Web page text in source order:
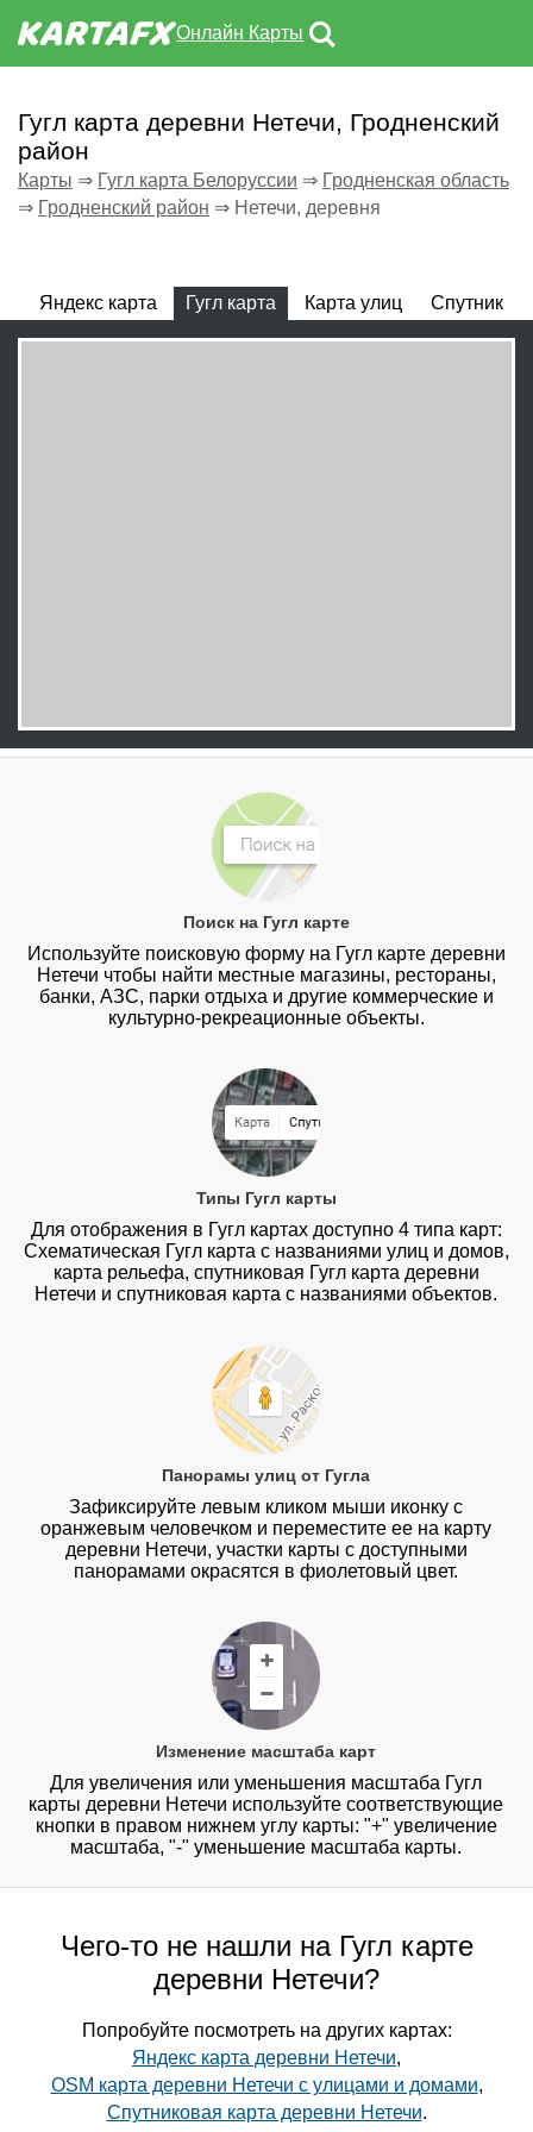
Онлайн Карты
Гугл карта деревни Нетечи, Гродненский
район
Карты ⇒ Гугл карта Белоруссии ⇒ Гродненская область
⇒ Гродненский район ⇒ Нетечи, деревня
Яндекс карта Гугл карта Карта улиц Спутник
Поиск на Гугл карте
Используйте поисковую форму на Гугл карте деревни
Нетечи чтобы найти местные магазины, рестораны,
банки, АЗС, парки отдыха и другие коммерческие и
культурно-рекреационные объекты.
Типы Гугл карты
Для отображения в Гугл картах доступно 4 типа карт:
Схематическая Гугл карта с названиями улиц и домов,
карта рельефа, спутниковая Гугл карта деревни
Нетечи и спутниковая карта с названиями объектов.
Панорамы улиц от Гугла
Зафиксируйте левым кликом мыши иконку с
оранжевым человечком и переместите ее на карту
деревни Нетечи, участки карты с доступными
панорамами окрасятся в фиолетовый цвет.
Изменение масштаба карт
Для увеличения или уменьшения масштаба Гугл
карты деревни Нетечи используйте соответствующие
кнопки в правом нижнем углу карты: "+" увеличение
масштаба, "-" уменьшение масштаба карты.
Чего-то не нашли на Гугл карте
деревни Нетечи?
Попробуйте посмотреть на других картах:
Яндекс карта деревни Нетечи,
OSM карта деревни Нетечи с улицами и домами,
Спутниковая карта деревни Нетечи.